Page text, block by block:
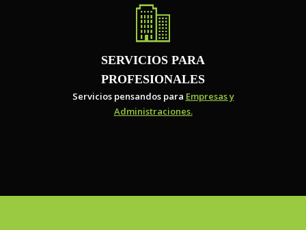
SERVICIOS PARA
PROFESIONALES
Servicios pensandos para Empresas y
Administraciones.